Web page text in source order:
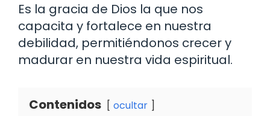
Es la gracia de Dios la que nos
capacita y fortalece en nuestra
debilidad, permitiéndonos crecer y
madurar en nuestra vida espiritual.
Contenidos ocultar